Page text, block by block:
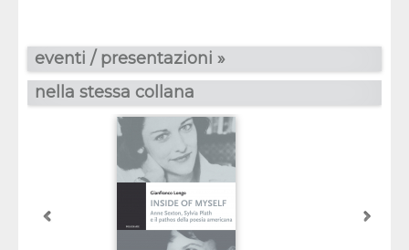
eventi / presentazioni »
nella stessa collana